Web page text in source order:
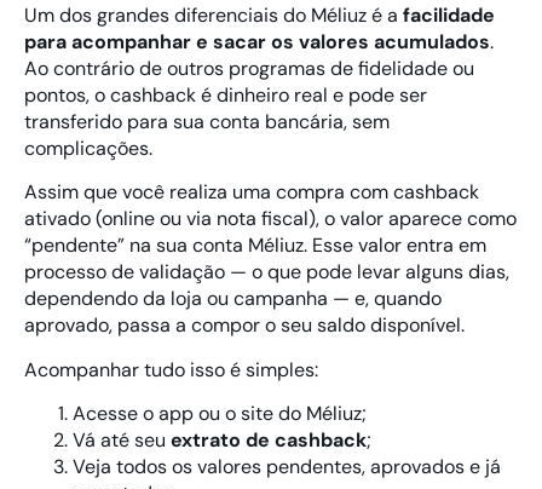
Um dos grandes diferenciais do Méliuz é a facilidade
para acompanhar e sacar os valores acumulados.
Ao contrário de outros programas de fidelidade ou
pontos, o cashback é dinheiro real e pode ser
transferido para sua conta bancária, sem
complicações.
Assim que você realiza uma compra com cashback
ativado (online ou via nota fiscal), o valor aparece como
“pendente” na sua conta Méliuz. Esse valor entra em
processo de validação — o que pode levar alguns dias,
dependendo da loja ou campanha — e, quando
aprovado, passa a compor o seu saldo disponível.
Acompanhar tudo isso é simples:
Acesse o app ou o site do Méliuz;
Vá até seu extrato de cashback;
Veja todos os valores pendentes, aprovados e já